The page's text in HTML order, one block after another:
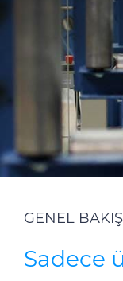
Sürdürülebilirlik
Yatırımcı İlişkileri
Etik Değerler
C@P
GENEL BAKIŞ
Sadece